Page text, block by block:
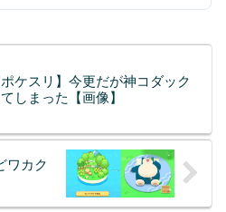
ポケスリ】今更だが神コダック
しまった【画像】
ワカク